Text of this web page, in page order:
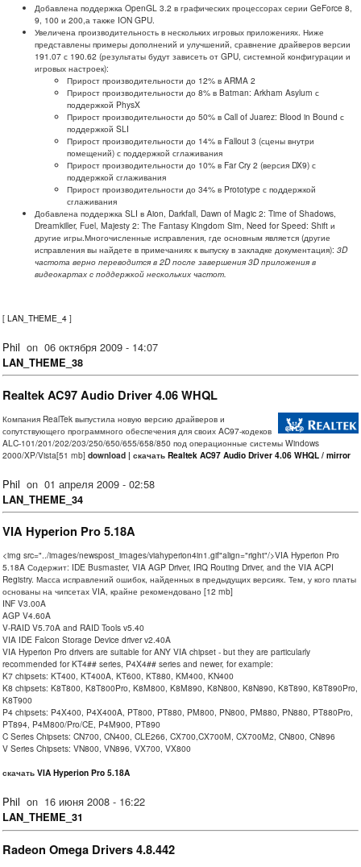
Добавлена поддержка OpenGL 3.2 в графических процессорах серии GeForce 8,
9, 100 и 200,а также ION GPU.
Увеличена производительность в нескольких игровых приложениях. Ниже
представлены примеры дополнений и улучшений, сравнение драйверов версии
191.07 с 190.62 (результаты будут зависеть от GPU, системной конфигурации и
игровых настроек):
Прирост производительности до 12% в ARMA 2
Прирост производительности до 8% в Batman: Arkham Asylum с
поддержкой PhysX
Прирост производительности до 50% в Call of Juarez: Blood in Bound с
поддержкой SLI
Прирост производительности до 14% в Fallout 3 (сцены внутри
помещений) с поддержкой сглаживания
Прирост производительности до 10% в Far Cry 2 (версия DX9) с
поддержкой сглаживания
Прирост производительности до 34% в Prototype с поддержкой
сглаживания
Добавлена поддержка SLI в Aion, Darkfall, Dawn of Magic 2: Time of Shadows,
Dreamkiller, Fuel, Majesty 2: The Fantasy Kingdom Sim, Need for Speed: Shift и
другие игры.Многочисленные исправления, где основным является (другие
исправления вы найдете в примечаниях к выпуску в закладке документация): 3D
частота верно переводится в 2D после завершения 3D приложения в
видеокартах с поддержкой нескольких частот.
[ LAN_THEME_4 ]
Phil on 06 октября 2009 - 14:07
LAN_THEME_38
Realtek AC97 Audio Driver 4.06 WHQL
Компания RealTek выпустила новую версию драйверов и
сопутствующего программного обеспечения для своих AC97-кодеков
ALC-101/201/202/203/250/650/655/658/850 под операционные системы Windows
2000/XP/Vista[51 mb] download | скачать Realtek AC97 Audio Driver 4.06 WHQL / mirror
Phil on 01 апреля 2009 - 02:58
LAN_THEME_34
VIA Hyperion Pro 5.18A
<img src="../images/newspost_images/viahyperion4in1.gif"align="right"/>VIA Hyperion Pro
5.18A Содержит: IDE Busmaster, VIA AGP Driver, IRQ Routing Driver, and the VIA ACPI
Registry. Масса исправлений ошибок, найденных в предыдущих версиях. Тем, у кого платы
основаны на чипсетах VIA, крайне рекомендовано [12 mb]
INF V3.00A
AGP V4.60A
V-RAID V5.70A and RAID Tools v5.40
VIA IDE Falcon Storage Device driver v2.40A
VIA Hyperion Pro drivers are suitable for ANY VIA chipset - but they are particularly
recommended for KT4## series, P4X4## series and newer, for example:
K7 chipsets: KT400, KT400A, KT600, KT880, KM400, KN400
K8 chipsets: K8T800, K8T800Pro, K8M800, K8M890, K8N800, K8N890, K8T890, K8T890Pro,
K8T900
P4 chipsets: P4X400, P4X400A, PT800, PT880, PM800, PN800, PM880, PN880, PT880Pro,
PT894, P4M800/Pro/CE, P4M900, PT890
C Series Chipsets: CN700, CN400, CLE266, CX700,CX700M, CX700M2, CN800, CN896
V Series Chipsets: VN800, VN896, VX700, VX800
скачать VIA Hyperion Pro 5.18A
Phil on 16 июня 2008 - 16:22
LAN_THEME_31
Radeon Omega Drivers 4.8.442